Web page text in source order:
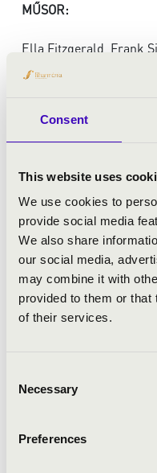
Consent
This website uses
We use cookies to
provide social media
We also share
our social media,
may combine it with
provided to them or that
of their services.
Selection
Necessary
Preferences
MŰSOR:
Ella Fitzgerald, Frank
Woods, Freddie